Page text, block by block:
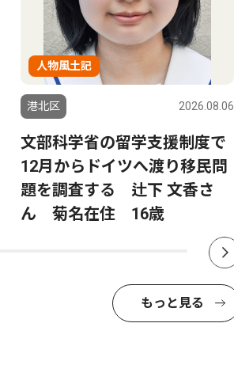
人物風土記
港北区 2026.08.06
文部科学省の留学支援制度で
12月からドイツへ渡り移民問
題を調査する 辻下 文香さ
ん 菊名在住 16歳
もっと見る